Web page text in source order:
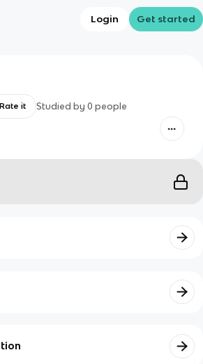
Login Get started
Rate it Studied by 0 people